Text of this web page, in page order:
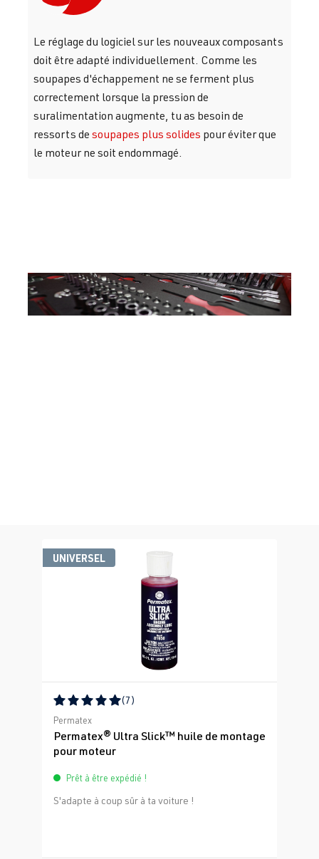
Le réglage du logiciel sur les nouveaux composants
doit être adapté individuellement. Comme les
soupapes d'échappement ne se ferment plus
correctement lorsque la pression de
suralimentation augmente, tu as besoin de
ressorts de soupapes plus solides pour éviter que
le moteur ne soit endommagé.
Ignorer la galerie de produits
UNIVERSEL
Note moyenne de 5 sur 5 étoiles
(7)
Permatex
Permatex® Ultra Slick™ huile de montage
pour moteur
Prêt à être expédié !
S'adapte à coup sûr à ta voiture !